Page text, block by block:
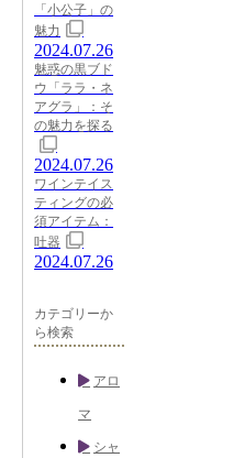
「小公子」の
魅力
2024.07.26
魅惑の黒ブド
ウ「ララ・ネ
アグラ」：そ
の魅力を探る
2024.07.26
ワインテイス
ティングの必
須アイテム：
吐器
2024.07.26
カテゴリーか
ら検索
アロ
マ
シャ